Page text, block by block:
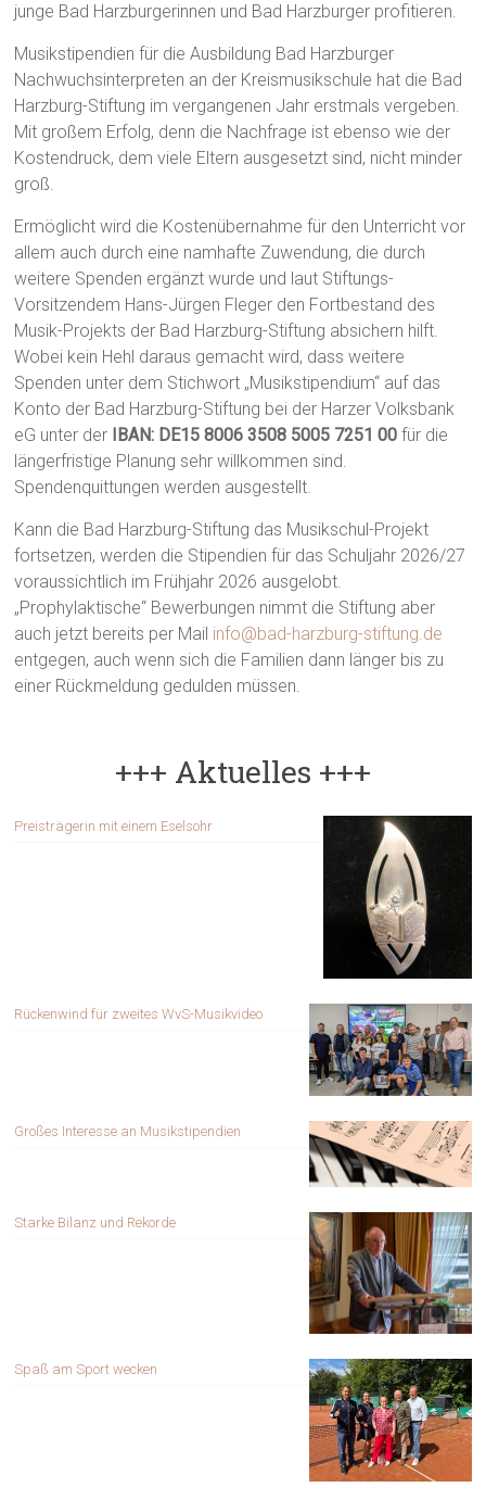
junge Bad Harzburgerinnen und Bad Harzburger profitieren.
Musikstipendien für die Ausbildung Bad Harzburger
Nachwuchsinterpreten an der Kreismusikschule hat die Bad
Harzburg-Stiftung im vergangenen Jahr erstmals vergeben.
Mit großem Erfolg, denn die Nachfrage ist ebenso wie der
Kostendruck, dem viele Eltern ausgesetzt sind, nicht minder
groß.
Ermöglicht wird die Kostenübernahme für den Unterricht vor
allem auch durch eine namhafte Zuwendung, die durch
weitere Spenden ergänzt wurde und laut Stiftungs-
Vorsitzendem Hans-Jürgen Fleger den Fortbestand des
Musik-Projekts der Bad Harzburg-Stiftung absichern hilft.
Wobei kein Hehl daraus gemacht wird, dass weitere
Spenden unter dem Stichwort „Musikstipendium“ auf das
Konto der Bad Harzburg-Stiftung bei der Harzer Volksbank
eG unter der
IBAN: DE15 8006 3508 5005 7251 00 für die
längerfristige Planung sehr willkommen sind.
Spendenquittungen werden ausgestellt.
Kann die Bad Harzburg-Stiftung das Musikschul-Projekt
fortsetzen, werden die Stipendien für das Schuljahr 2026/27
voraussichtlich im Frühjahr 2026 ausgelobt.
„Prophylaktische“ Bewerbungen nimmt die Stiftung aber
auch jetzt bereits per Mail info@bad-harzburg-stiftung.de
entgegen, auch wenn sich die Familien dann länger bis zu
einer Rückmeldung gedulden müssen.
+++ Aktuelles +++
Preisträgerin mit einem Eselsohr
Rückenwind für zweites WvS-Musikvideo
Großes Interesse an Musikstipendien
Starke Bilanz und Rekorde
Spaß am Sport wecken